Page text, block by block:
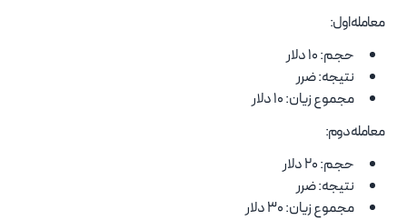
معامله اول:
حجم: 10 دلار
نتیجه: ضرر
مجموع زیان: 10 دلار
معامله دوم:
حجم: 20 دلار
نتیجه: ضرر
مجموع زیان: 30 دلار